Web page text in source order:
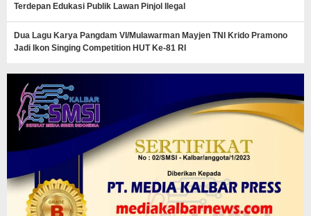
Terdepan Edukasi Publik Lawan Pinjol Ilegal
Dua Lagu Karya Pangdam VI/Mulawarman Mayjen TNI Krido Pramono
Jadi Ikon Singing Competition HUT Ke-81 RI